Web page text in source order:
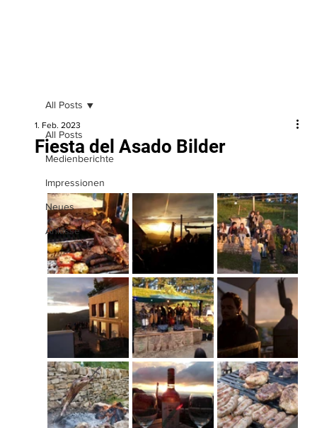
All Posts
Medienberichte
Impressionen
Neues
Anlässe
All Posts
Fiesta del Asado Bilder
1. Feb. 2023